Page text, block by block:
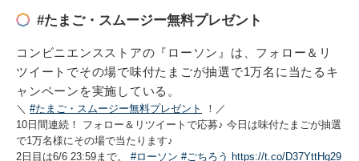
#たまご・スムージー無料プレゼント
コンビニエンスストアの『ローソン』は、フォロー＆リ
ツイートでその場で味付たまごが抽選で1万名に当たるキ
ャンペーンを実施している。
＼ #たまご・スムージー無料プレゼント
！／
10日間連続！ フォロー＆リツイートで応募♪ 今日は味付たまごが抽選
で1万名様にその場で当たります♪
2日目は6/6 23:59まで。 #ローソン #ごちろう https://t.co/D37YttHq29